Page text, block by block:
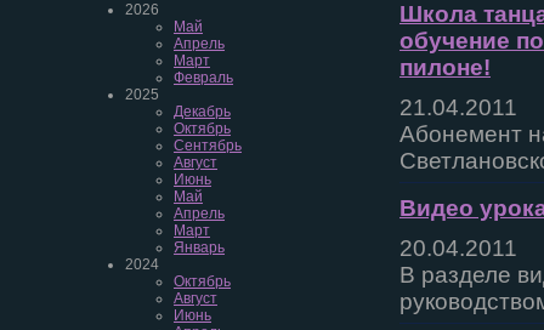
2026
Май
Апрель
Март
Февраль
2025
Декабрь
Октябрь
Сентябрь
Август
Июнь
Май
Апрель
Март
Январь
2024
Октябрь
Август
Июнь
Школа
обучение
пилоне!
21.04.2011
Абонемент
Видео
20.04.2011
В разделе